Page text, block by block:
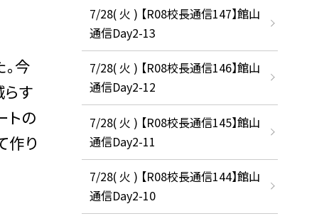
今
らす
トの
作り
7/28( 火 ) 【R08校長通信147】館山
通信Day2-13
7/28( 火 ) 【R08校長通信146】館山
通信Day2-12
7/28( 火 ) 【R08校長通信145】館山
通信Day2-11
7/28( 火 ) 【R08校長通信144】館山
通信Day2-10